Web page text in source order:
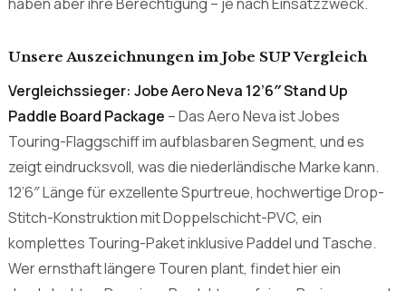
Paddle Board Package– Das Aero Neva ist Jobes
zeigt eindrucksvoll, was die niederländische Marke kann.
12’6″ Länge für exzellente Spurtreue, hochwertige Drop-
Stitch-Konstruktion mit Doppelschicht-PVC, ein
komplettes Touring-Paket inklusive Paddel und Tasche.
Wer ernsthaft längere Touren plant, findet hier ein
durchdachtes Premium-Produkt zum fairen Preis von rund
750 Euro.
Preis-Leistungs-Sieger: Jobe aufblasbares Paddel-Set
(Ensemble DE)– Das DE-Ensemble ist Jobes Einsteiger-